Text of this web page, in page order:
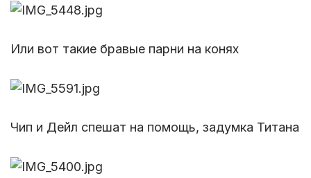
Или вот такие бравые парни на конях
Чип и Дейл спешат на помощь, задумка Титана